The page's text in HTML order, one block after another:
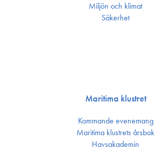
Miljön och klimat
Säkerhet
Maritima klustret
Kommande evenemang
Maritima klustrets årsbok
Havsakademin